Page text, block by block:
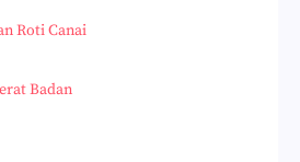
Roti Canai
Badan